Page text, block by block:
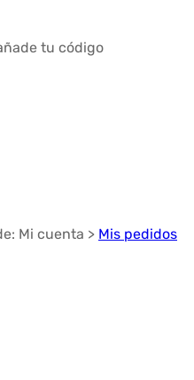
tu código
Mi cuenta > Mis pedidos